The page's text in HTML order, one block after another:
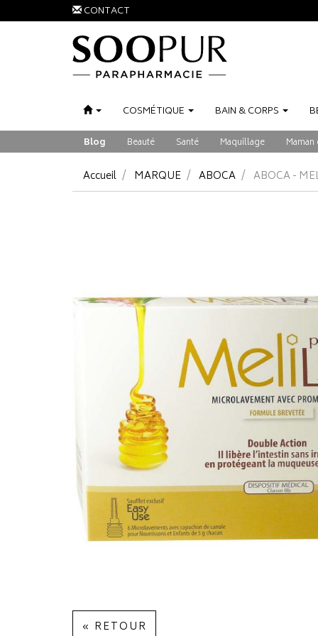
CONTACT
COSMÉTIQUE BAIN &CORPS
Blog Beauté Santé Maquillage
Accueil MARQUE ABOCA ABOCA -
« RETOUR